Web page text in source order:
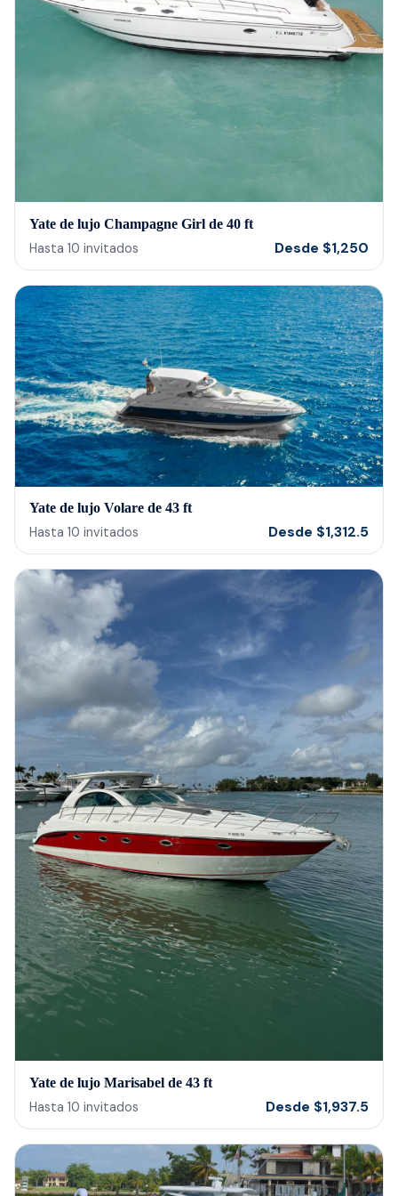
Yate de lujo Champagne Girl de 40 ft
Hasta 10 invitados Desde $1,250
Yate de lujo Volare de 43 ft
Hasta 10 invitados Desde $1,312.5
Yate de lujo Marisabel de 43 ft
Hasta 10 invitados Desde $1,937.5